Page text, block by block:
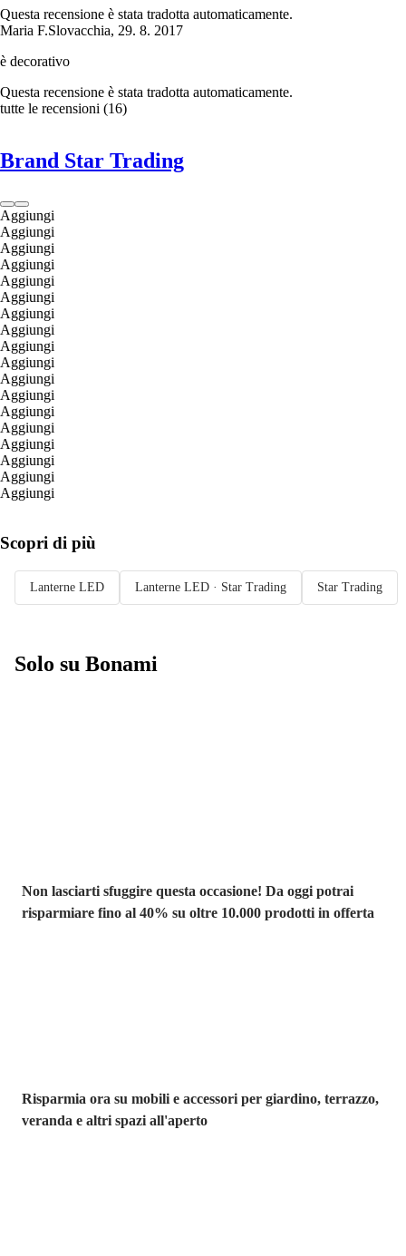
Questa recensione è stata tradotta automaticamente.
Maria F.Slovacchia, 29. 8. 2017
è decorativo
Questa recensione è stata tradotta automaticamente.
tutte le recensioni (16)
Brand Star Trading
Aggiungi
Aggiungi
Aggiungi
Aggiungi
Aggiungi
Aggiungi
Aggiungi
Aggiungi
Aggiungi
Aggiungi
Aggiungi
Aggiungi
Aggiungi
Aggiungi
Aggiungi
Aggiungi
Aggiungi
Aggiungi
Scopri di più
Lanterne LED Lanterne LED · Star Trading Star Trading
Solo su Bonami
Non lasciarti sfuggire questa occasione! Da oggi potrai
risparmiare fino al 40% su oltre 10.000 prodotti in offerta
Risparmia ora su mobili e accessori per giardino, terrazzo,
veranda e altri spazi all'aperto